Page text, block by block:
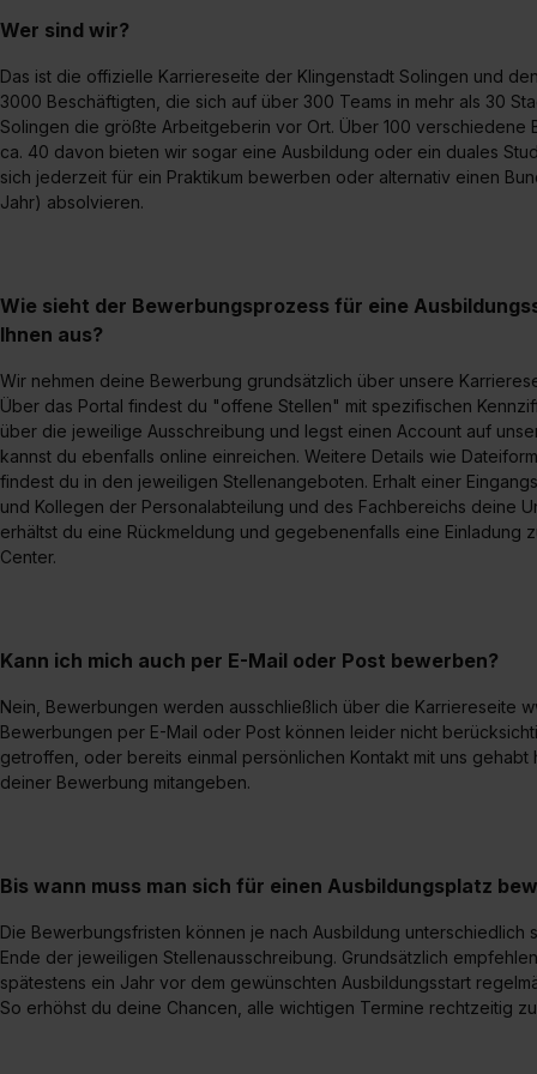
Wer sind wir?
Das ist die offizielle Karriereseite der Klingenstadt Solingen und
3000 Beschäftigten, die sich auf über 300 Teams in mehr als 30
Solingen die größte Arbeitgeberin vor Ort. Über 100 verschiedene
ca. 40 davon bieten wir sogar eine Ausbildung oder ein duales
sich jederzeit für ein Praktikum bewerben oder alternativ einen
Jahr) absolvieren.
Wie sieht der Bewerbungsprozess für eine
Ihnen aus?
Wir nehmen deine Bewerbung grundsätzlich über unsere
Über das Portal findest du "offene Stellen" mit spezifischen
über die jeweilige Ausschreibung und legst einen Account auf
kannst du ebenfalls online einreichen. Weitere Details wie
findest du in den jeweiligen Stellenangeboten. Erhalt einer
und Kollegen der Personalabteilung und des Fachbereichs deine
erhältst du eine Rückmeldung und gegebenenfalls eine Einladung
Center.
Kann ich mich auch per E-Mail oder Post bewerben?
Nein, Bewerbungen werden ausschließlich über die Karriereseite
Bewerbungen per E-Mail oder Post können leider nicht
getroffen, oder bereits einmal persönlichen Kontakt mit uns
deiner Bewerbung mitangeben.
Bis wann muss man sich für einen Ausbildungsplatz
Die Bewerbungsfristen können je nach Ausbildung unterschiedlich
Ende der jeweiligen Stellenausschreibung. Grundsätzlich
spätestens ein Jahr vor dem gewünschten Ausbildungsstart
So erhöhst du deine Chancen, alle wichtigen Termine rechtzeitig